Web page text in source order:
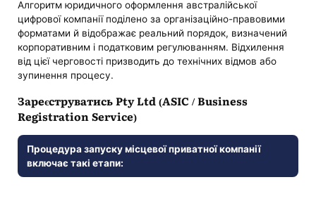
Алгоритм юридичного оформлення австралійської
цифрової компанії поділено за організаційно-правовими
форматами й відображає реальний порядок, визначений
корпоративним і податковим регулюванням. Відхилення
від цієї черговості призводить до технічних відмов або
зупинення процесу.
Зареєструватись Pty Ltd (ASIC / Business
Registration Service)
Процедура запуску місцевої приватної компанії
включає такі етапи: